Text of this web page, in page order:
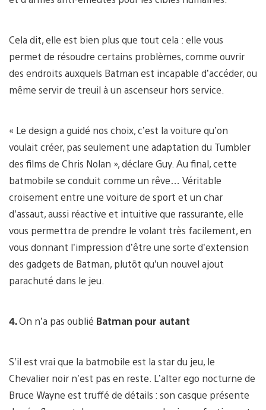
Cela dit, elle est bien plus que tout cela : elle vous
permet de résoudre certains problèmes, comme ouvrir
des endroits auxquels Batman est incapable d’accéder, ou
même servir de treuil à un ascenseur hors service.
« Le design a guidé nos choix, c’est la voiture qu’on
voulait créer, pas seulement une adaptation du Tumbler
des films de Chris Nolan », déclare Guy. Au final, cette
batmobile se conduit comme un rêve… Véritable
croisement entre une voiture de sport et un char
d’assaut, aussi réactive et intuitive que rassurante, elle
vous permettra de prendre le volant très facilement, en
vous donnant l’impression d’être une sorte d’extension
des gadgets de Batman, plutôt qu’un nouvel ajout
parachuté dans le jeu.
4.On n’a pas oublié Batman pour autant
S’il est vrai que la batmobile est la star du jeu, le
Chevalier noir n’est pas en reste. L’alter ego nocturne de
Bruce Wayne est truffé de détails : son casque présente